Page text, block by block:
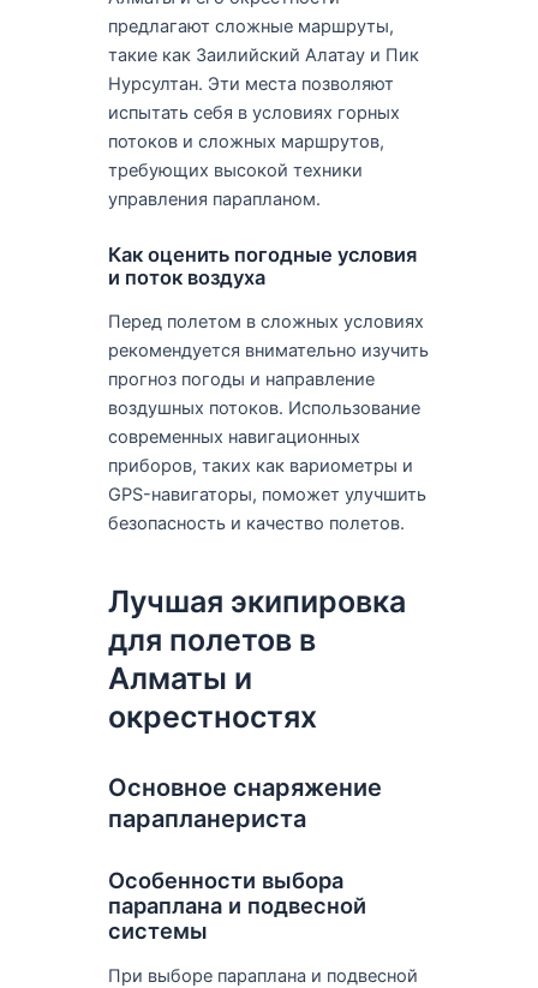
предлагают сложные маршруты,
такие как Заилийский Алатау и Пик
Нурсултан. Эти места позволяют
испытать себя в условиях горных
потоков и сложных маршрутов,
требующих высокой техники
управления парапланом.
Как оценить погодные условия
и поток воздуха
Перед полетом в сложных условиях
рекомендуется внимательно изучить
прогноз погоды и направление
воздушных потоков. Использование
современных навигационных
приборов, таких как вариометры и
GPS-навигаторы, поможет улучшить
безопасность и качество полетов.
Лучшая экипировка
для полетов в
Алматы и
окрестностях
Основное снаряжение
парапланериста
Особенности выбора
параплана и подвесной
системы
При выборе параплана и подвесной